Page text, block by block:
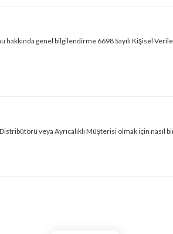
hakkında genel bilgilendirme 6698 Sayılı Kişisel
veya Ayrıcalıklı Müşterisi olmak için nasıl